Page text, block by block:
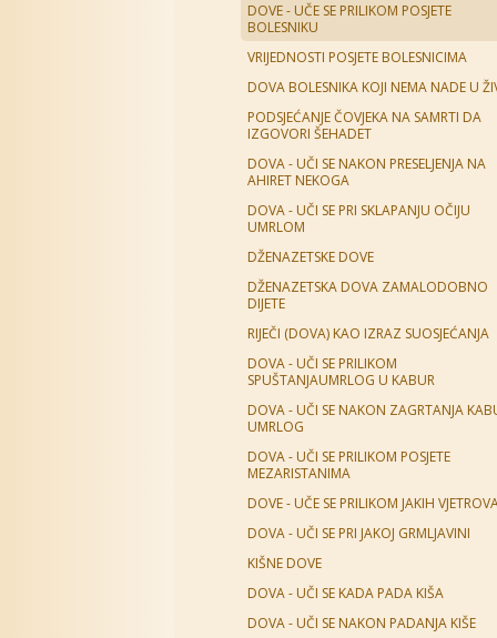
DOVE - UČE SE PRILIKOM POSJETE
BOLESNIKU
VRIJEDNOSTI POSJETE BOLESNICIMA
DOVA BOLESNIKA KOJI NEMA NADE U
PODSJEĆANJE ČOVJEKA NA SAMRTI DA
IZGOVORI ŠEHADET
DOVA - UČI SE NAKON PRESELJENJA NA
AHIRET NEKOGA
DOVA - UČI SE PRI SKLAPANJU OČIJU
UMRLOM
DŽENAZETSKE DOVE
DŽENAZETSKA DOVA ZAMALODOBNO
DIJETE
RIJEČI (DOVA) KAO IZRAZ SUOSJEĆANJA
DOVA - UČI SE PRILIKOM
SPUŠTANJAUMRLOG U KABUR
DOVA - UČI SE NAKON ZAGRTANJA
UMRLOG
DOVA - UČI SE PRILIKOM POSJETE
MEZARISTANIMA
DOVE - UČE SE PRILIKOM JAKIH
DOVA - UČI SE PRI JAKOJ GRMLJAVINI
KIŠNE DOVE
DOVA - UČI SE KADA PADA KIŠA
DOVA - UČI SE NAKON PADANJA KIŠE